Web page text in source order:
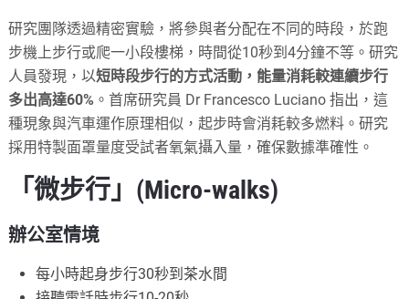
研究團隊透過精密實驗，將參與者分配在不同的時段，於跑
步機上步行或爬一小段樓梯，時間從10秒到4分鐘不等。研究
人員發現，以短時段步行的方式活動，能量消耗較連續步行
多出高達60% 。首席研究員 Dr Francesco Luciano 指出，這
種現象與汽車運作原理相似，起步時會消耗較多燃料。研究
採用特製面罩量度受試者氧氣攝入量，確保數據準確性。
「微步行」(Micro-walks)
辦公室情境
每小時起身步行30秒到茶水間